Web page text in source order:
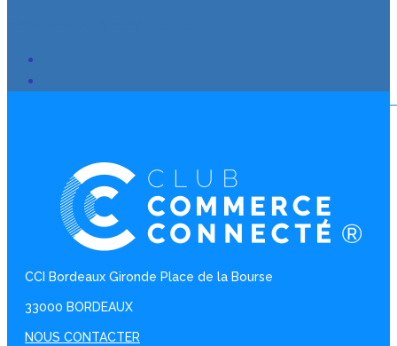
CCI Bordeaux Gironde Place de la Bourse
33000 BORDEAUX
NOUS CONTACTER